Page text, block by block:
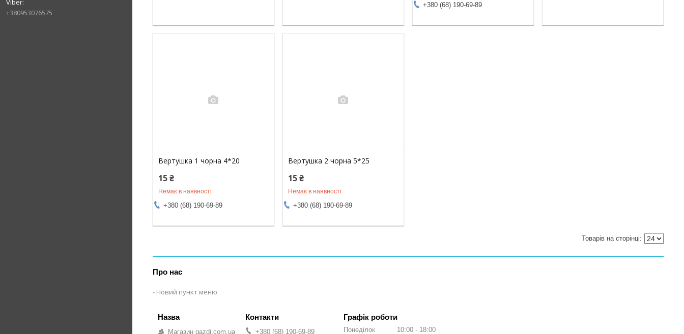
+380953076575
+380 (68) 190-69-89
Вертушка 1 чорна 4*20
15 ₴
Немає в наявності
+380 (68) 190-69-89
Вертушка 2 чорна 5*25
15 ₴
Немає в наявності
+380 (68) 190-69-89
Про нас
Новий пункт меню
Магазин gazdi.com.ua +380 (68) 190-69-89
Графік роботи
Понеділок 10:00 18:00